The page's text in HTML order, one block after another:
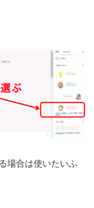
場合は使いたいふ